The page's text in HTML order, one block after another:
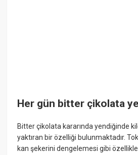
Her gün bitter çikolata
Bitter çikolata kararında yendiğinde
yaktıran bir özelliği bulunmaktadır.
kan şekerini dengelemesi gibi